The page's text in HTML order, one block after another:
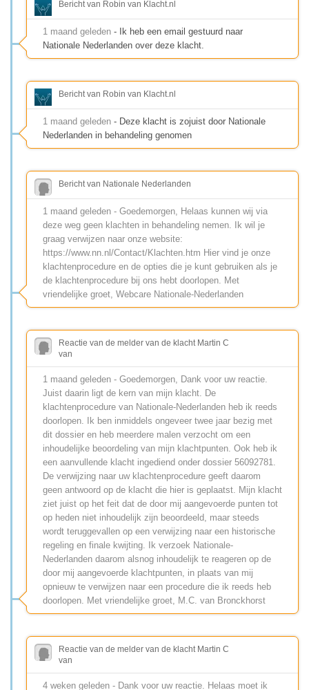
Bericht van Robin van Klacht.nl
1 maand geleden - Ik heb een email gestuurd naar
Nationale Nederlanden over deze klacht.
Bericht van Robin van Klacht.nl
1 maand geleden - Deze klacht is zojuist door Nationale
Nederlanden in behandeling genomen
Bericht van Nationale Nederlanden
1 maand geleden - Goedemorgen, Helaas kunnen wij via
deze weg geen klachten in behandeling nemen. Ik wil je
graag verwijzen naar onze website:
https://www.nn.nl/Contact/Klachten.htm Hier vind je onze
klachtenprocedure en de opties die je kunt gebruiken als je
de klachtenprocedure bij ons hebt doorlopen. Met
vriendelijke groet, Webcare Nationale-Nederlanden
Reactie van de melder van de klacht Martin C
van
1 maand geleden - Goedemorgen, Dank voor uw reactie.
Juist daarin ligt de kern van mijn klacht. De
klachtenprocedure van Nationale-Nederlanden heb ik reeds
doorlopen. Ik ben inmiddels ongeveer twee jaar bezig met
dit dossier en heb meerdere malen verzocht om een
inhoudelijke beoordeling van mijn klachtpunten. Ook heb ik
een aanvullende klacht ingediend onder dossier 56092781.
De verwijzing naar uw klachtenprocedure geeft daarom
geen antwoord op de klacht die hier is geplaatst. Mijn klacht
ziet juist op het feit dat de door mij aangevoerde punten tot
op heden niet inhoudelijk zijn beoordeeld, maar steeds
wordt teruggevallen op een verwijzing naar een historische
regeling en finale kwijting. Ik verzoek Nationale-
Nederlanden daarom alsnog inhoudelijk te reageren op de
door mij aangevoerde klachtpunten, in plaats van mij
opnieuw te verwijzen naar een procedure die ik reeds heb
doorlopen. Met vriendelijke groet, M.C. van Bronckhorst
Reactie van de melder van de klacht Martin C
van
4 weken geleden - Dank voor uw reactie. Helaas moet ik